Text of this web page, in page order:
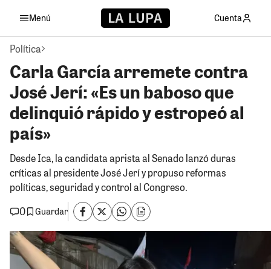
Menú Cuenta
Política
Carla García arremete contra
José Jerí: «Es un baboso que
delinquió rápido y estropeó al
país»
Desde Ica, la candidata aprista al Senado lanzó duras
críticas al presidente José Jerí y propuso reformas
políticas, seguridad y control al Congreso.
0
Guardar